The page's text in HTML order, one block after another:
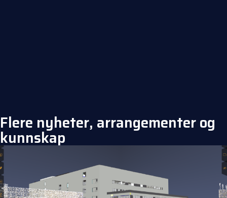
Flere nyheter, arrangementer og
kunnskap